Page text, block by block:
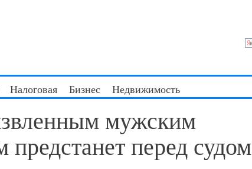
Налоговая Бизнес Недвижимость
мужским
перед судом